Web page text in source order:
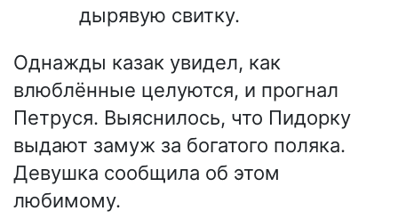
дырявую свитку.
Однажды казак увидел, как
влюблённые целуются, и прогнал
Петруся. Выяснилось, что Пидорку
выдают замуж за богатого поляка.
Девушка сообщила об этом
любимому.